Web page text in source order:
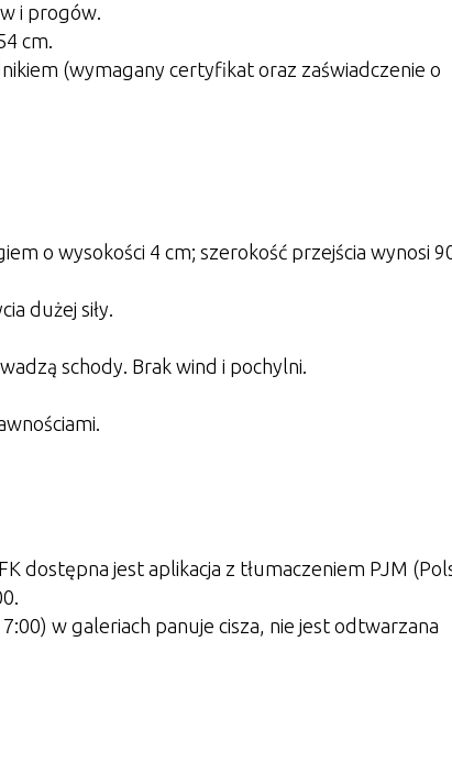
i progów.
cm.
(wymagany certyfikat oraz zaświadczenie o
o wysokości 4 cm; szerokość przejścia wynosi
dużej siły.
schody. Brak wind i pochylni.
dostępna jest aplikacja z tłumaczeniem PJM
w galeriach panuje cisza, nie jest odtwarzana